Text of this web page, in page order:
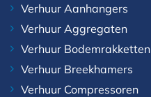
Verhuur Aanhangers
Verhuur Aggregaten
Verhuur Bodemrakketten
Verhuur Breekhamers
Verhuur Compressoren